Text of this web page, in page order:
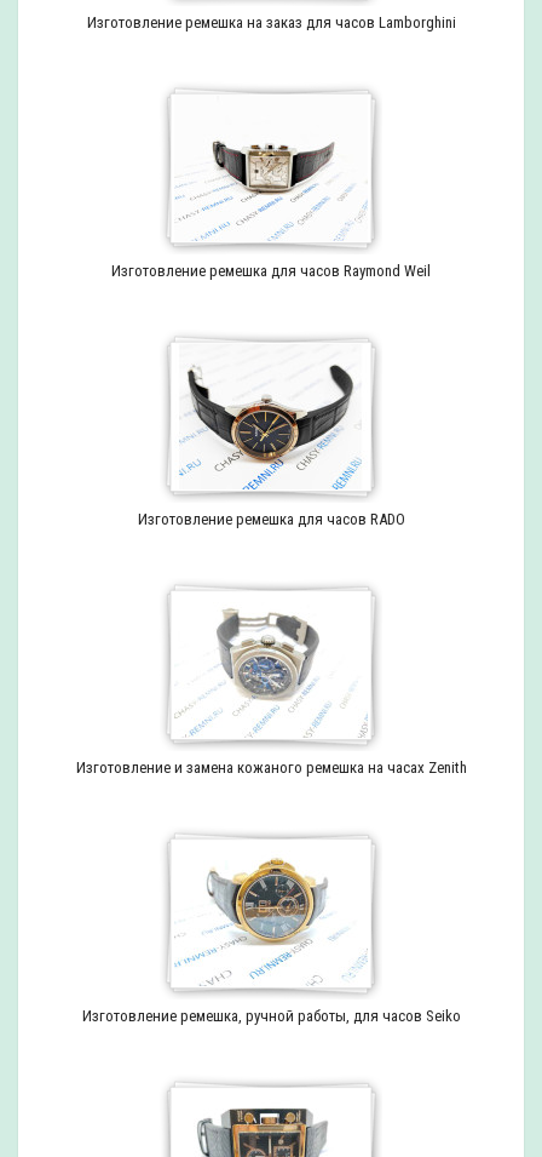
Изготовление ремешка на заказ для часов Lamborghini
Изготовление ремешка для часов Raymond Weil
Изготовление ремешка для часов RADO
Изготовление и замена кожаного ремешка на часах Zenith
Изготовление ремешка, ручной работы, для часов Seiko